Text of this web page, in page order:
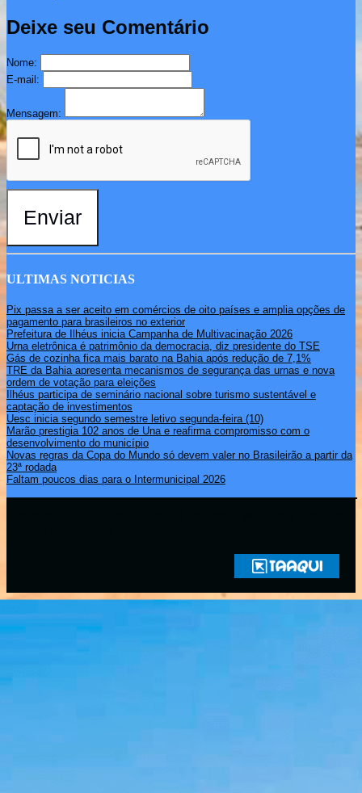
Deixe seu Comentário
Nome:
E-mail:
Mensagem:
Enviar
ULTIMAS NOTICIAS
Pix passa a ser aceito em comércios de oito países e amplia opções de
pagamento para brasileiros no exterior
Prefeitura de Ilhéus inicia Campanha de Multivacinação 2026
Urna eletrônica é patrimônio da democracia, diz presidente do TSE
Gás de cozinha fica mais barato na Bahia após redução de 7,1%
TRE da Bahia apresenta mecanismos de segurança das urnas e nova
ordem de votação para eleições
Ilhéus participa de seminário nacional sobre turismo sustentável e
captação de investimentos
Uesc inicia segundo semestre letivo segunda-feira (10)
Marão prestigia 102 anos de Una e reafirma compromisso com o
desenvolvimento do município
Novas regras da Copa do Mundo só devem valer no Brasileirão a partir da
23ª rodada
Faltam poucos dias para o Intermunicipal 2026